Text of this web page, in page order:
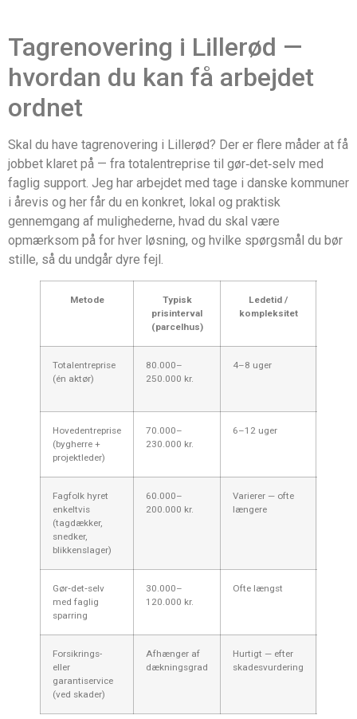
Tagrenovering i Lillerød —
hvordan du kan få arbejdet
ordnet
Skal du have tagrenovering i Lillerød? Der er flere måder at få
jobbet klaret på — fra totalentreprise til gør‑det‑selv med
faglig support. Jeg har arbejdet med tage i danske kommuner
i årevis og her får du en konkret, lokal og praktisk
gennemgang af mulighederne, hvad du skal være
opmærksom på for hver løsning, og hvilke spørgsmål du bør
stille, så du undgår dyre fejl.
Metode
Typisk
prisinterval
(parcelhus)
Ledetid /
kompleksitet
Totalentreprise
(én aktør)
80.000–
250.000 kr.
4–8 uger
Hovedentreprise
(bygherre +
projektleder)
70.000–
230.000 kr.
6–12 uger
Fagfolk hyret
enkeltvis
(tagdækker,
snedker,
blikkenslager)
60.000–
200.000 kr.
Varierer — ofte
længere
Gør‑det‑selv
med faglig
sparring
30.000–
120.000 kr.
Ofte længst
Forsikrings-
eller
garantiservice
(ved skader)
Afhænger af
dækningsgrad
Hurtigt — efter
skadesvurdering